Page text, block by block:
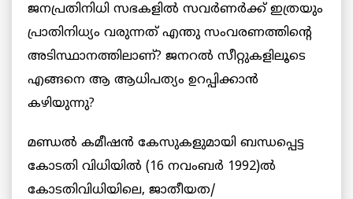
ജനപ്രതിനിധി സഭകളില്‍ സവർണര്‍ക്ക് ഇത്രയും
പ്രാതിനിധ്യം വരുന്നത് എന്തു സംവരണത്തിന്റെ
അടിസ്ഥാനത്തിലാണ്? ജനറല്‍ സീറ്റുകളിലൂടെ
എങ്ങനെ ആ ആധിപത്യം ഉറപ്പിക്കാന്‍
കഴിയുന്നു?
മണ്ഡല്‍ കമീഷന്‍ കേസുകളുമായി ബന്ധപ്പെട്ട
കോടതി വിധിയില്‍ (16 നവംബര്‍ 1992)ല്‍
കോടതിവിധിയിലെ, ജാതീയത/